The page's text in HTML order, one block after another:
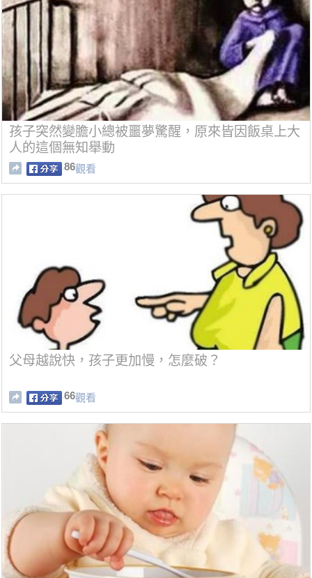
孩子突然變膽小總被噩夢驚醒，原來皆因飯桌上大
人的這個無知舉動
86觀看
父母越說快，孩子更加慢，怎麼破？
66觀看